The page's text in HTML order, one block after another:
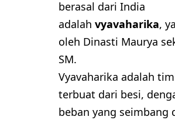
berasal dari India
adalah vyavaharika,
oleh Dinasti Maurya
SM.
Vyavaharika adalah
terbuat dari besi,
beban yang seimbang